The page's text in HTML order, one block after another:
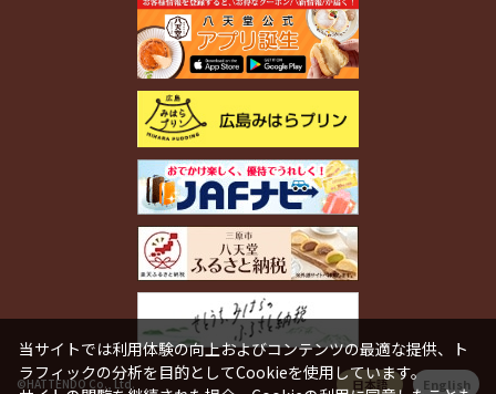
©HATTENDO Co., Ltd. 日本語 English
当サイトでは利用体験の向上およびコンテンツの最適な提供、ト
ラフィックの分析を目的としてCookieを使用しています。